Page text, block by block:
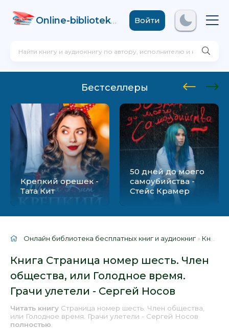
Online-biblioteka .comВойти
Бестселлеры
Крепкий орешек -
Тата Кит
50 дней до моего
самоубийства -
Стейс Крамер
Онлайн библиотека бесплатных книг и аудиокниг » Книги
Книга Страница номер шесть. Член
общества, или Голодное время.
Грачи улетели - Сергей Носов
Читать книгу Страница номер шесть. Член общества,
или Голодное время. Грачи улетели - Сергей Носов
полностью